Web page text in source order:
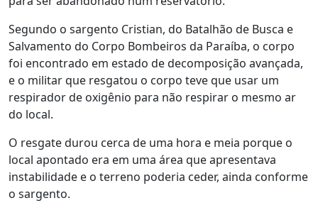
Segundo o sargento Cristian, do Batalhão de Busca e
Salvamento do Corpo Bombeiros da Paraíba, o corpo
foi encontrado em estado de decomposição avançada,
e o militar que resgatou o corpo teve que usar um
respirador de oxigênio para não respirar o mesmo ar
do local.
O resgate durou cerca de uma hora e meia porque o
local apontado era em uma área que apresentava
instabilidade e o terreno poderia ceder, ainda conforme
o sargento.